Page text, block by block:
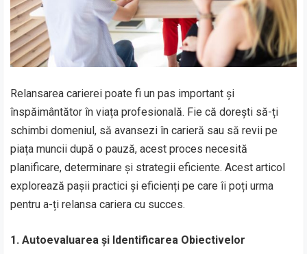
Relansarea carierei poate fi un pas important și
înspăimântător în viața profesională. Fie că dorești să-ți
schimbi domeniul, să avansezi în carieră sau să revii pe
piața muncii după o pauză, acest proces necesită
planificare, determinare și strategii eficiente. Acest articol
explorează pașii practici și eficienți pe care îi poți urma
pentru a-ți relansa cariera cu succes.
1. Autoevaluarea și Identificarea Obiectivelor